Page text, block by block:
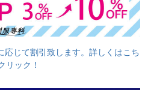
応じて割引致します。詳しくはこち
リック！